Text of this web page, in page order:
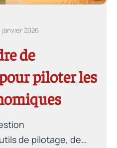
janvier 2026
de
piloter les
de pilotage, de